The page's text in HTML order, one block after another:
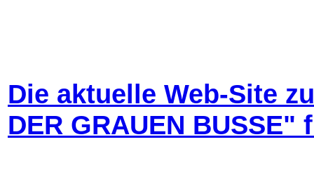
Die aktuelle Web-Site
DER GRAUEN BUSSE"